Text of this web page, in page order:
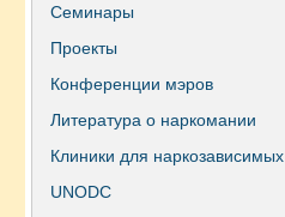
Семинары
Проекты
Конференции мэров
Литература о наркомании
Клиники для наркозависимых
UNODC